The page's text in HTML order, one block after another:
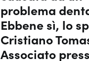
problema
Ebbene sì, lo
Cristiano
Associato